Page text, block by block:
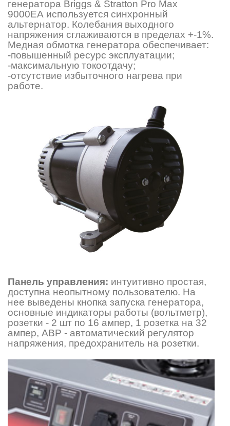
генератора Briggs & Stratton Pro Max
9000ЕA используется синхронный
альтернатор. Колебания выходного
напряжения сглаживаются в пределах +-1%.
Медная обмотка генератора обеспечивает:
-повышенный ресурс эксплуатации;
-максимальную токоотдачу;
-отсутствие избыточного нагрева при
работе.
Панель управления: интуитивно простая,
доступна неопытному пользователю. На
нее выведены кнопка запуска генератора,
основные индикаторы работы (вольтметр),
розетки - 2 шт по 16 ампер, 1 розетка на 32
ампер, АВР - автоматический регулятор
напряжения, предохранитель на розетки.